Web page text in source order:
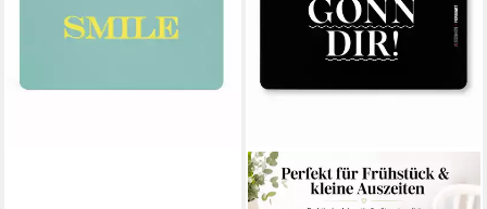
lieferbar - in 2-3 Werktagen bei dir